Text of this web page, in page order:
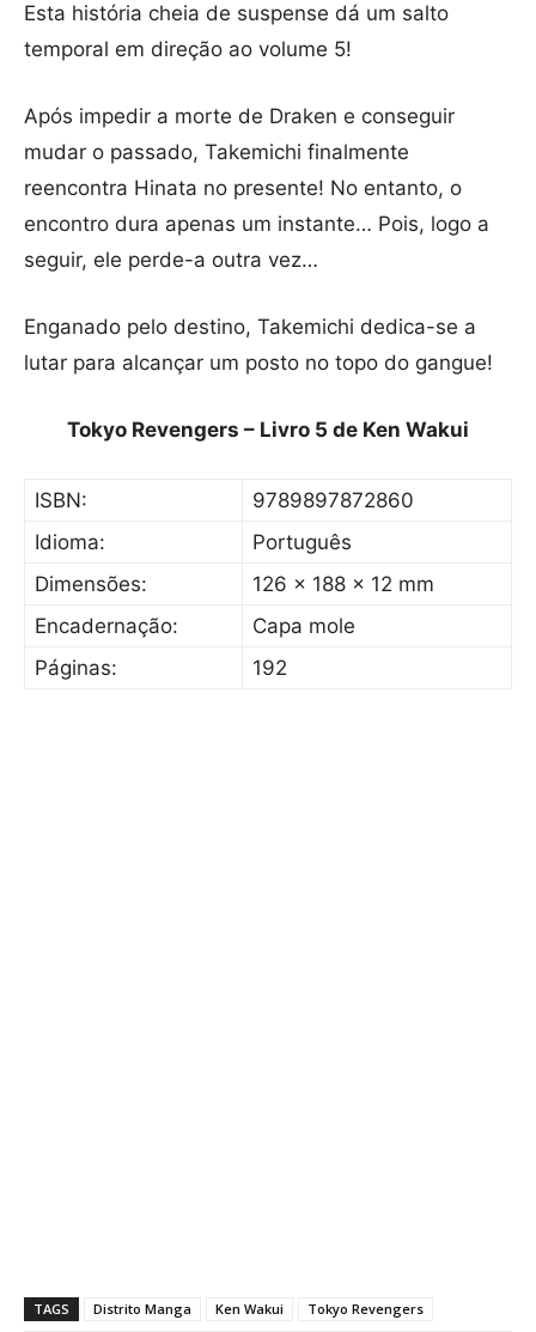
Esta história cheia de suspense dá um salto
temporal em direção ao volume 5!
Após impedir a morte de Draken e conseguir
mudar o passado, Takemichi finalmente
reencontra Hinata no presente! No entanto, o
encontro dura apenas um instante… Pois, logo a
seguir, ele perde-a outra vez…
Enganado pelo destino, Takemichi dedica-se a
lutar para alcançar um posto no topo do gangue!
Tokyo Revengers – Livro 5 de Ken Wakui
ISBN:
9789897872860
Idioma:
Português
Dimensões:
126 x 188 x 12 mm
Encadernação:
Capa mole
Páginas:
192
TAGS Distrito Manga Ken Wakui Tokyo Revengers